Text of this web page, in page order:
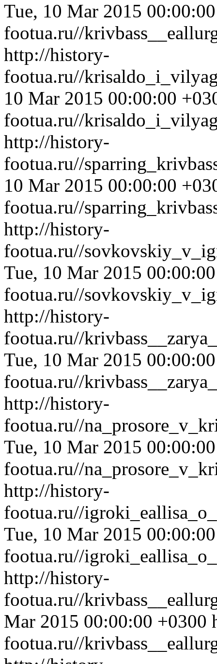
Tue, 10 Mar 2015
footua.ru//
http://history-
footua.ru//
10 Mar 2015 00:00:00
footua.ru//
http://history-
footua.ru//
10 Mar 2015 00:00:00
footua.ru//
http://history-
footua.ru//
Tue, 10 Mar 2015
footua.ru//
http://history-
footua.ru//
Tue, 10 Mar 2015
footua.ru//
http://history-
footua.ru//
Tue, 10 Mar 2015
footua.ru//
http://history-
footua.ru//
Tue, 10 Mar 2015
footua.ru//
http://history-
footua.ru//
Mar 2015 00:00:00 +0300
footua.ru//